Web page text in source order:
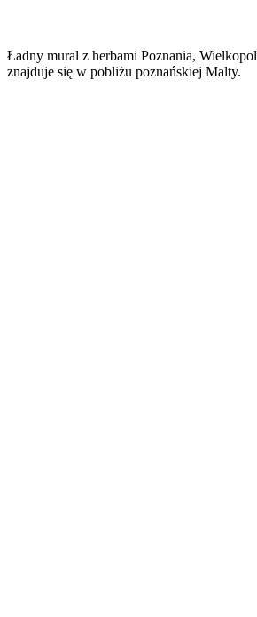
Ładny mural z herbami Poznania,
znajduje się w pobliżu poznańskiej Malty.